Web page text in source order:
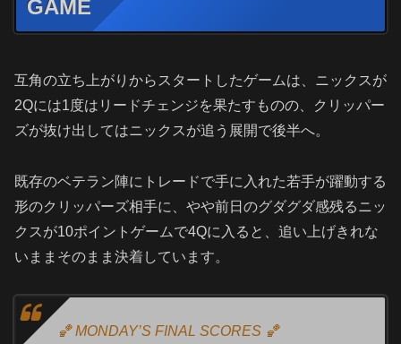
GAME
互角の立ち上がりからスタートしたゲームは、ニックスが
2Qには1度はリードチェンジを果たすものの、クリッパー
ズが抜け出してはニックスが追う展開で後半へ。
既存のベテラン陣にトレードで手に入れた若手が躍動する
形のクリッパーズ相手に、やや前日のグダグダ感残るニッ
クスが10ポイントゲームで4Qに入ると、追い上げきれな
いままそのまま決着しています。
🏀 MONDAY’S FINAL SCORES 🏀